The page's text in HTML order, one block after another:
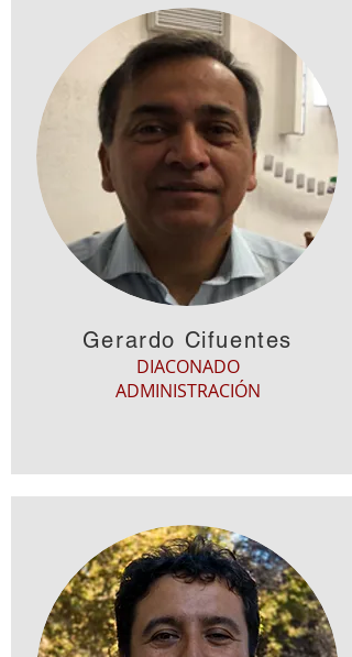
Gerardo Cifuentes
DIACONADO
ADMINISTRACIÓN